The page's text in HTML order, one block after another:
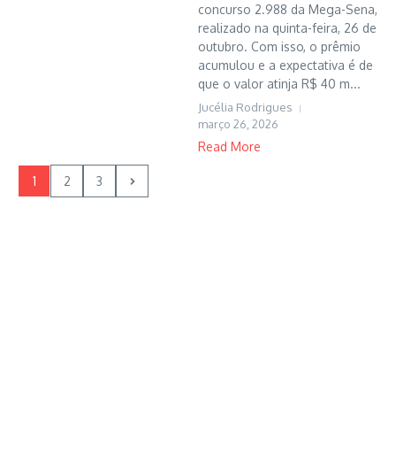
concurso 2.988 da Mega-Sena,
realizado na quinta-feira, 26 de
outubro. Com isso, o prêmio
acumulou e a expectativa é de
que o valor atinja R$ 40 m...
Jucélia Rodrigues
março 26, 2026
Read More
1 2 3